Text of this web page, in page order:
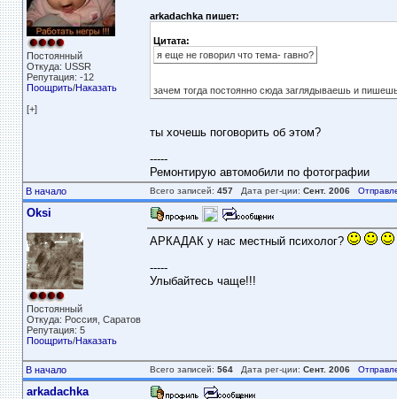
Постоянный
Откуда: USSR
Репутация: -12
Поощрить/Наказать
[+]
arkadachka пишет:
Цитата:
я еще не говорил что тема- гавно?
зачем тогда постоянно сюда заглядываешь и
ты хочешь поговорить об этом?
-----
Ремонтирую автомобили по фотографии
В начало Всего записей: 457Дата рег-ции: Сент. 2006
Oksi
Постоянный
Откуда: Россия, Саратов
Репутация: 5
Поощрить/Наказать
АРКАДАК у нас местный психолог?
-----
Улыбайтесь чаще!!!
В начало Всего записей: 564Дата рег-ции: Сент. 2006
arkadachka